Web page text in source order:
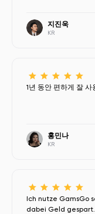
지진욱
KR
1년 동안 편하게 잘
홍민나
KR
Ich nutze GamsGo
dabei Geld